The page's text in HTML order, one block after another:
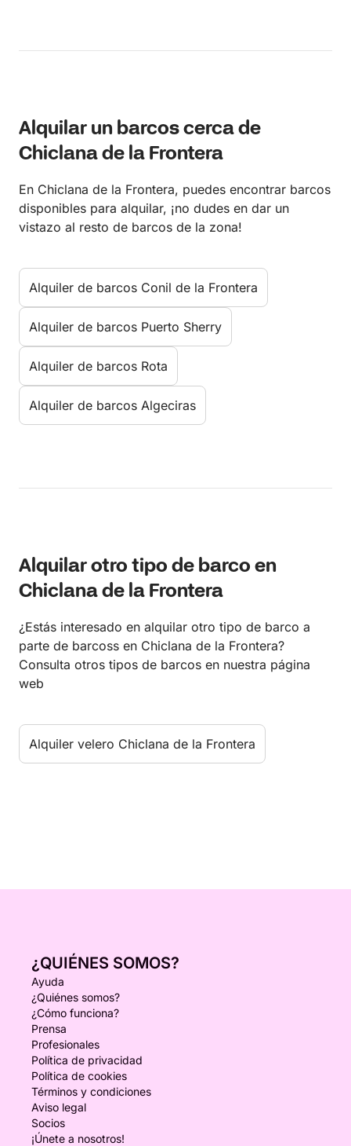
Alquilar un barcos cerca de
Chiclana de la Frontera
En Chiclana de la Frontera, puedes encontrar barcos
disponibles para alquilar, ¡no dudes en dar un
vistazo al resto de barcos de la zona!
Alquiler de barcos Conil de la Frontera
Alquiler de barcos Puerto Sherry
Alquiler de barcos Rota
Alquiler de barcos Algeciras
Alquilar otro tipo de barco en
Chiclana de la Frontera
¿Estás interesado en alquilar otro tipo de barco a
parte de barcoss en Chiclana de la Frontera?
Consulta otros tipos de barcos en nuestra página
web
Alquiler velero Chiclana de la Frontera
¿QUIÉNES SOMOS?
Ayuda
¿Quiénes somos?
¿Cómo funciona?
Prensa
Profesionales
Política de privacidad
Política de cookies
Términos y condiciones
Aviso legal
Socios
¡Únete a nosotros!